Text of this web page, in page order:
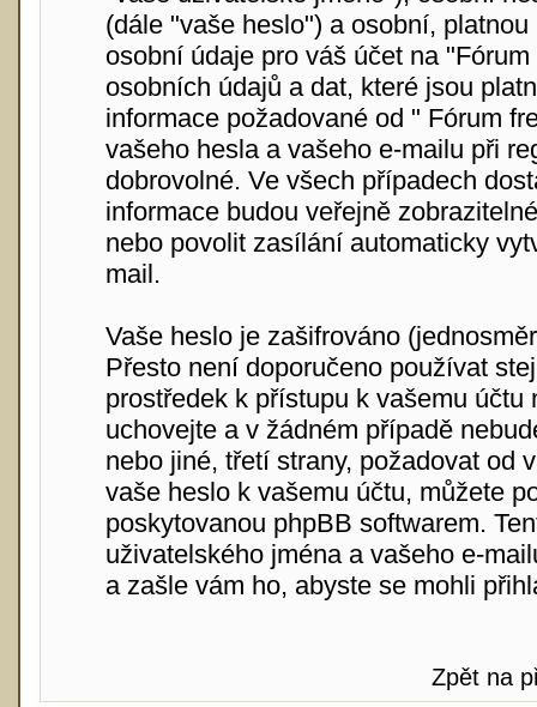
(dále "vaše heslo") a osobní,
osobní údaje pro váš účet na
osobních údajů a dat, které jsou
informace požadované od " Fórum
vašeho hesla a vašeho e-mailu při
dobrovolné. Ve všech případech
informace budou veřejně
nebo povolit zasílání automaticky
mail.
Vaše heslo je zašifrováno
Přesto není doporučeno používat
prostředek k přístupu k vašemu
uchovejte a v žádném případě
nebo jiné, třetí strany, požadovat od
vaše heslo k vašemu účtu, můžete
poskytovanou phpBB softwarem.
uživatelského jména a vašeho e-
a zašle vám ho, abyste se mohli
Zpět na